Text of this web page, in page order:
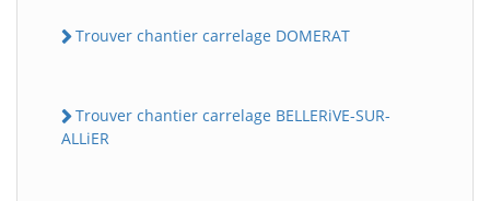
Trouver chantier carrelage DOMERAT
Trouver chantier carrelage BELLERiVE-SUR-
ALLiER